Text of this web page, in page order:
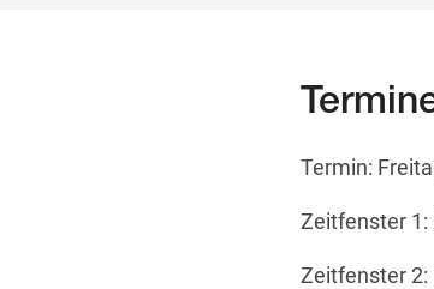
Termin:
Zeitfenster 1:
Zeitfenster 2: